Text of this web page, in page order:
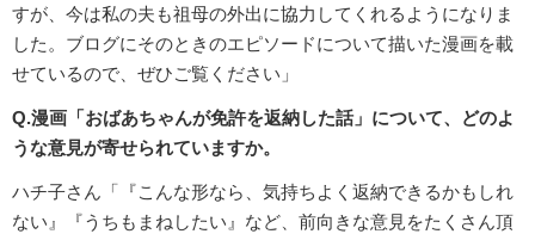
すが、今は私の夫も祖母の外出に協力してくれるようになりま
した。ブログにそのときのエピソードについて描いた漫画を載
せているので、ぜひご覧ください」
Q.漫画「おばあちゃんが免許を返納した話」について、どのよ
うな意見が寄せられていますか。
ハチ子さん「『こんな形なら、気持ちよく返納できるかもしれ
ない』『うちもまねしたい』など、前向きな意見をたくさん頂